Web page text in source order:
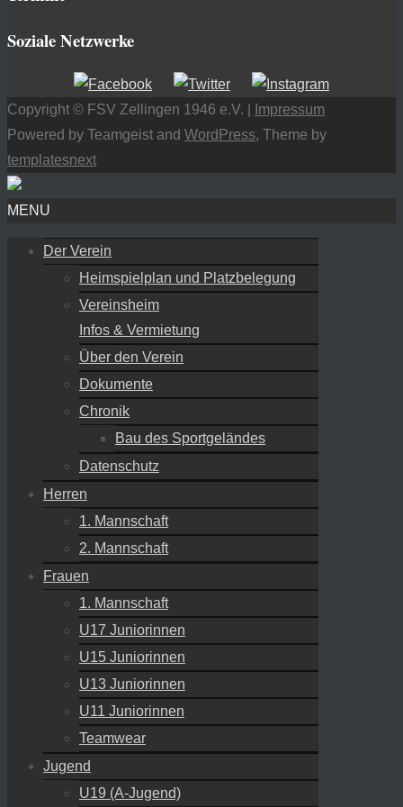
Soziale Netzwerke
Copyright © FSV Zellingen 1946 e.V. |
Impressum
Powered by Teamgeist and WordPress, Theme by
templatesnext
MENU
Der Verein
Heimspielplan und Platzbelegung
Vereinsheim
Infos & Vermietung
Über den Verein
Dokumente
Chronik
Bau des Sportgeländes
Datenschutz
Herren
1. Mannschaft
2. Mannschaft
Frauen
1. Mannschaft
U17 Juniorinnen
U15 Juniorinnen
U13 Juniorinnen
U11 Juniorinnen
Teamwear
Jugend
U19 (A-Jugend)